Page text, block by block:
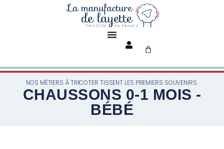
NOS MÉTIERS À TRICOTER TISSENT LES PREMIERS SOUVENIRS.
CHAUSSONS 0-1 MOIS -
BÉBÉ